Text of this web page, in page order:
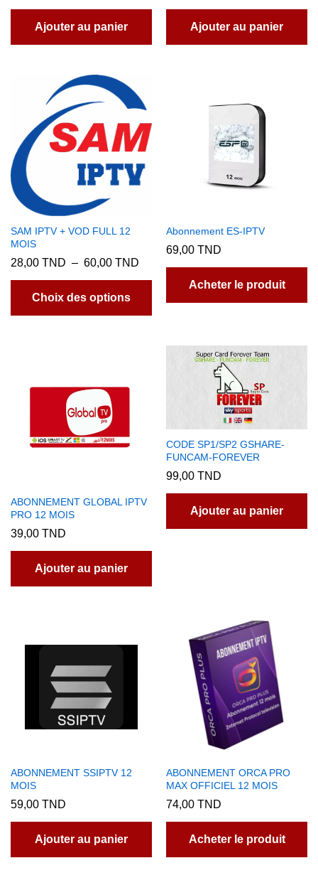
Ajouter au panier Ajouter au panier
SAM IPTV + VOD FULL 12
MOIS
28,00 TND – 60,00 TND
60,00 TND
Choix des options
Ce
a
variations.
page
produit
Abonnement ES-IPTV
69,00 TND
Acheter le produit
ABONNEMENT GLOBAL IPTV
PRO 12 MOIS
39,00 TND
Ajouter au panier
CODE SP1/SP2 GSHARE-
FUNCAM-FOREVER
99,00 TND
Ajouter au panier
ABONNEMENT SSIPTV 12
MOIS
59,00 TND
Ajouter au panier
ABONNEMENT ORCA PRO
MAX OFFICIEL 12 MOIS
74,00 TND
Acheter le produit